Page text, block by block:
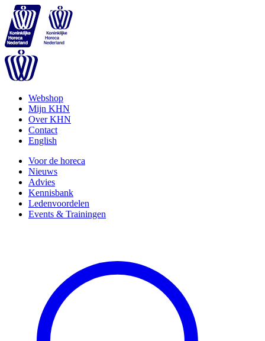
Webshop
Mijn KHN
Over KHN
Contact
English
Voor de horeca
Nieuws
Advies
Kennisbank
Ledenvoordelen
Events & Trainingen